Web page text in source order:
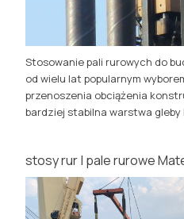
Stosowanie pali rurowych do
od wielu lat popularnym
przenoszenia obciążenia
bardziej stabilna warstwa gleby
stosy rur | pale rurowe